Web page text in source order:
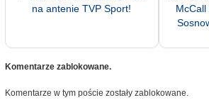
na antenie TVP Sport!
Komentarze zablokowane.
Komentarze w tym poście zostały zablokowane.